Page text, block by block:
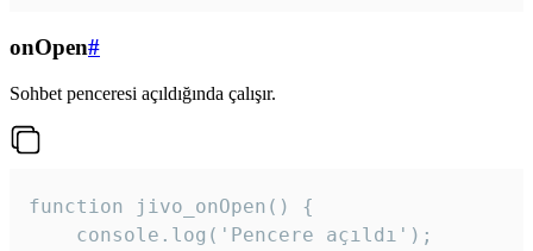
onOpen#
Sohbet penceresi açıldığında çalışır.
function jivo_onOpen() {
    console.log('Pencere açıldı');